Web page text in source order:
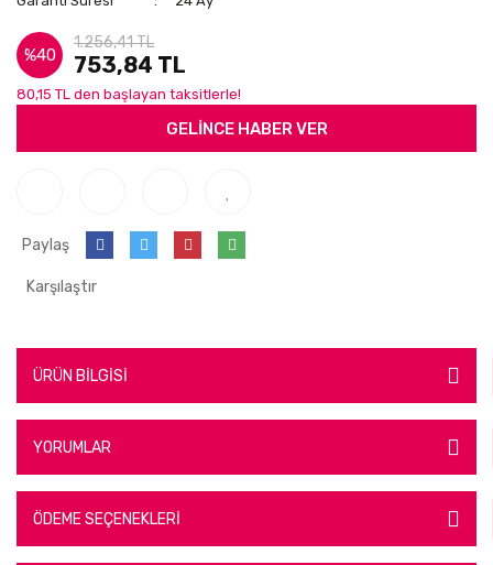
%40
1.256,41 TL
753,84 TL
80,15 TL den başlayan taksitlerle!
GELİNCE HABER VER
Paylaş
Karşılaştır
ÜRÜN BİLGİSİ
YORUMLAR
ÖDEME SEÇENEKLERİ